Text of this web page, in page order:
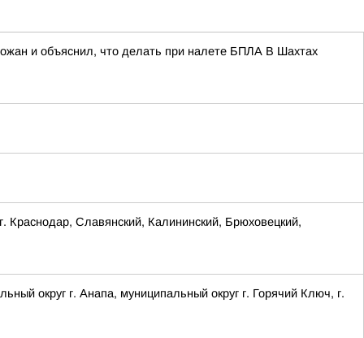
и объяснил, что делать при налете БПЛА В Шахтах
Славянский, Калининский, Брюховецкий,
округ г. Анапа, муниципальный округ г. Горячий Ключ, г.